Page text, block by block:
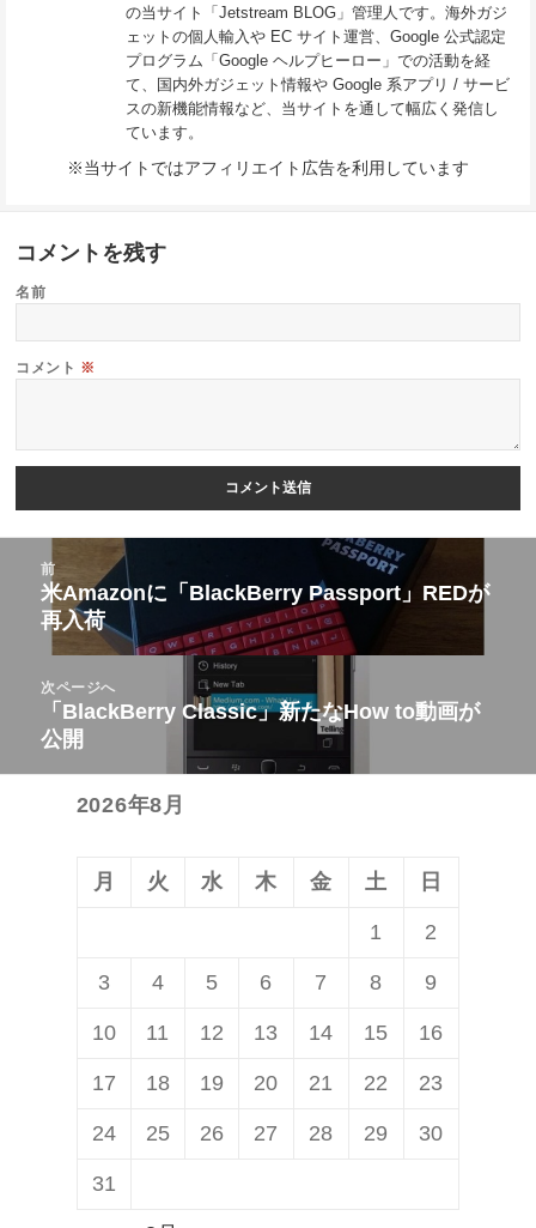
の当サイト「Jetstream BLOG」管理人です。海外ガジ
ェットの個人輸入や EC サイト運営、Google 公式認定
プログラム「Google ヘルプヒーロー」での活動を経
て、国内外ガジェット情報や Google 系アプリ / サービ
スの新機能情報など、当サイトを通して幅広く発信し
ています。
※当サイトではアフィリエイト広告を利用しています
コメントを残す
名前
コメント ※
前
前
の
稿:
米Amazonに「BlackBerry Passport」REDが
再入荷
次ページへ
次
の
投
「BlackBerry Classic」新たなHow to動画が
公開
2026年8月
月 火 水 木 金 土 日
1 2
3 4 5 6 7 8 9
10 11 12 13 14 15 16
17 18 19 20 21 22 23
24 25 26 27 28 29 30
31